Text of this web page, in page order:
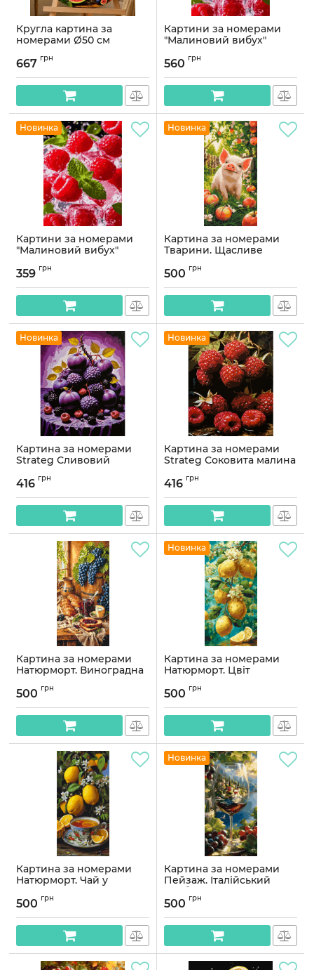
Кругла картина за
номерами Ø50 см
розмаїття © Орігамі OR
Артикул:OR2008
667 грн
Картини за номерами
"Малиновий вибух"
Артикул:
560 грн
Новинка
Картини за номерами
"Малиновий вибух"
Артикул:
359 грн
Новинка
Картина за номерами
Тварини. Щасливе
Орігамі LW 5222
Артикул:LW5222
500 грн
Новинка
Картина за номерами
Strateg Сливовий
чорному фоні 40х50
Артикул:AH1315-16
416 грн
Новинка
Картина за номерами
Strateg Соковита малина
(AH1313)
Артикул:AH1313
416 грн
Картина за номерами
Натюрморт. Виноградна
Орігамі LW 5208
Артикул:LW5208
500 грн
Новинка
Картина за номерами
Натюрморт. Цвіт
см Орігамі LW 5198
Артикул:LW5198
500 грн
Картина за номерами
Натюрморт. Чай у
см Орігамі LW 5197
Артикул:LW5197
500 грн
Новинка
Картина за номерами
Пейзаж. Італійський
вайб © 40*80 см Орігамі
LW 5186
Артикул:LW5186
500 грн